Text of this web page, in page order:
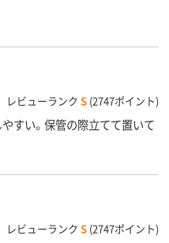
レビューランク S (2747ポイント)
すい。保管の際立てて置いて
レビューランク S (2747ポイント)